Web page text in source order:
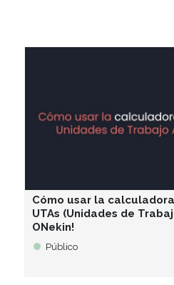
Cómo usar la
UTAs (Unidades de
ONekin!
Público